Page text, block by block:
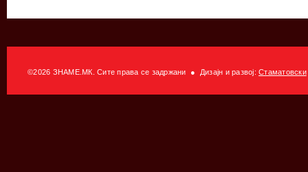
©2026 ЗНАМЕ.МК. Сите права се задржани ● Дизајн и развој: Стаматовски